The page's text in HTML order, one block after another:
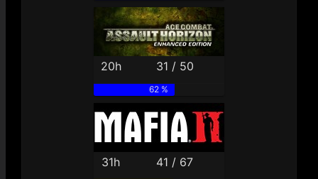
20h 31 / 50
62 %
31h 41 / 67